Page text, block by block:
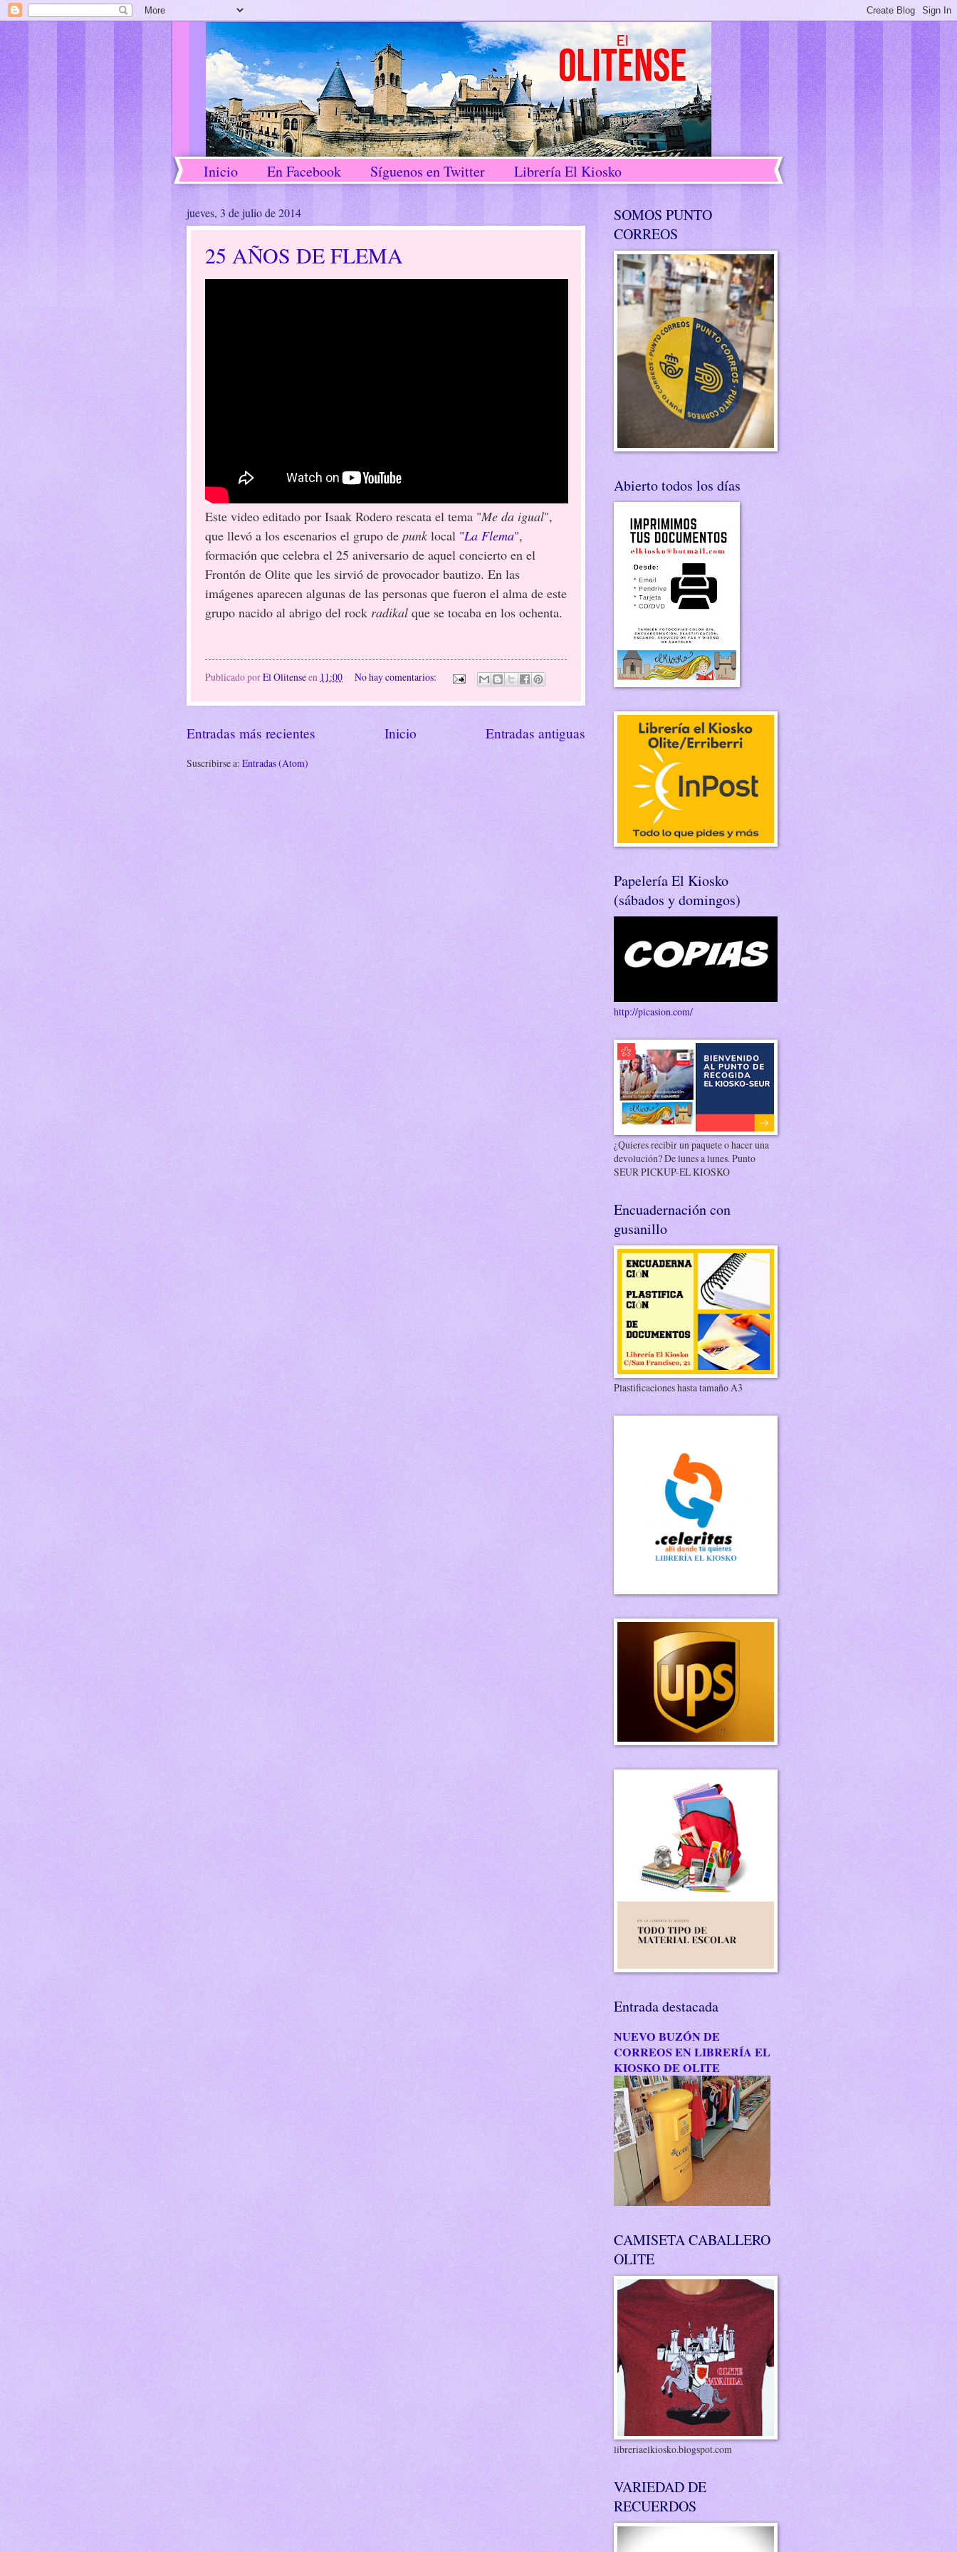
Inicio En Facebook Síguenos en Twitter Librería El Kiosko
jueves, 3 de julio de 2014
25 AÑOS DE FLEMA
Este video editado por Isaak Rodero rescata el tema "Me da igual",
que llevó a los escenarios el grupo de punk local "La Flema",
formación que celebra el 25 aniversario de aquel concierto en el
Frontón de Olite que les sirvió de provocador bautizo. En las
imágenes aparecen algunas de las personas que fueron el alma de este
grupo nacido al abrigo del rock radikal que se tocaba en los ochenta.
Publicado porEl Olitenseen 11:00 No hay comentarios:
Entradas más recientes Entradas antiguas
Inicio
Suscribirse a: Entradas (Atom)
SOMOS PUNTO
CORREOS
Abierto todos los días
Papelería El Kiosko
(sábados y domingos)
http://picasion.com/
¿Quieres recibir un paquete o hacer una
devolución? De lunes a lunes. Punto
SEUR PICKUP-EL KIOSKO
Encuadernación con
gusanillo
Plastificaciones hasta tamaño A3
Entrada destacada
NUEVO BUZÓN DE
CORREOS EN LIBRERÍA EL
KIOSKO DE OLITE
CAMISETA CABALLERO
OLITE
libreriaelkiosko.blogspot.com
VARIEDAD DE
RECUERDOS